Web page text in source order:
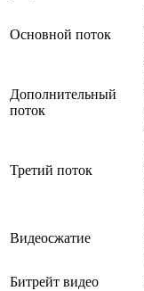
Основной поток
Дополнительный
поток
Третий поток
Видеосжатие
Битрейт видео